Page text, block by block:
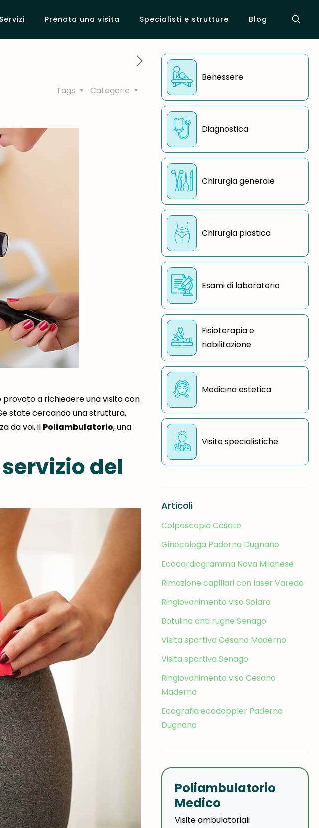
Servizi Prenota una visita Specialisti e strutture Blog
Categorie
Tags
provato a richiedere una visita con
state cercando una struttura,
da voi, il Poliambulatorio, una
del
Benessere
Diagnostica
Chirurgia generale
Chirurgia plastica
Esami di laboratorio
Fisioterapia e
riabilitazione
Medicina estetica
Visite specialistiche
Articoli
Colposcopia Cesate
Ginecologa Paderno Dugnano
Ecocardiogramma Nova Milanese
Rimozione capillari con laser Varedo
Ringiovanimento viso Solaro
Botulino anti rughe Senago
Visita sportiva Cesano Maderno
Visita sportiva Senago
Ringiovanimento viso Cesano
Maderno
Ecografia ecodoppler Paderno
Dugnano
Poliambulatorio
Medico
Visite ambulatoriali